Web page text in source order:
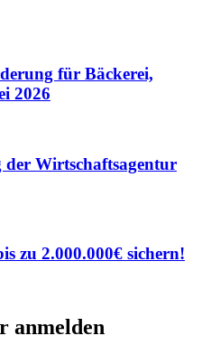
für Bäckerei,
2026
Wirtschaftsagentur
zu 2.000.000€ sichern!
anmelden